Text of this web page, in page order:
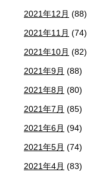
2021年12月 (88)
2021年11月 (74)
2021年10月 (82)
2021年9月 (88)
2021年8月 (80)
2021年7月 (85)
2021年6月 (94)
2021年5月 (74)
2021年4月 (83)